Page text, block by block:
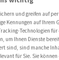
hier und
nicht
und greifen auf
Kennungen auf Ihrem
Technologien
um Ihnen Dienste
sind, sind manche
für Sie. Sie